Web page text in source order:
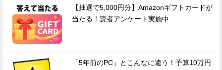
【抽選で5,000円分】Amazonギフトカードが
当たる！読者アンケート実施中
「5年前のPC」とこんなに違う！予算10万円